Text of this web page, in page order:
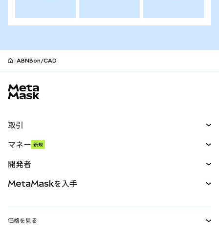
ABNBon/CAD
取引
パーペチュアル
RWA
マネー 新規
開発者
MetaMaskを入手
価格を見る